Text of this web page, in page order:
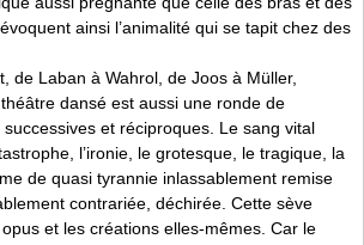
ainsi l’animalité qui se tapit chez des
de Laban à Wahrol, de Joos à Müller,
dansé est aussi une ronde de
et réciproques. Le sang vital
l’ironie, le grotesque, le tragique, la
de quasi tyrannie inlassablement remise
contrariée, déchirée. Cette sève
et les créations elles-mêmes. Car le